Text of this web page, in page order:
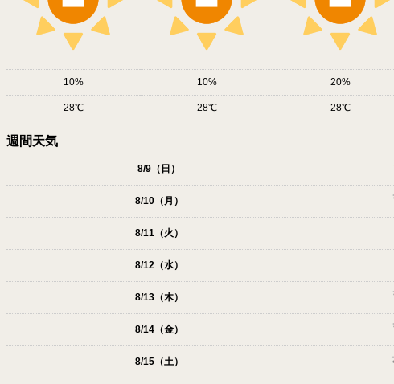
10 10 20
28 28 28
週間天気
8/9（日）
8/10（月）
8/11（火）
8/12（水）
8/13（木）
8/14（金）
8/15（土）